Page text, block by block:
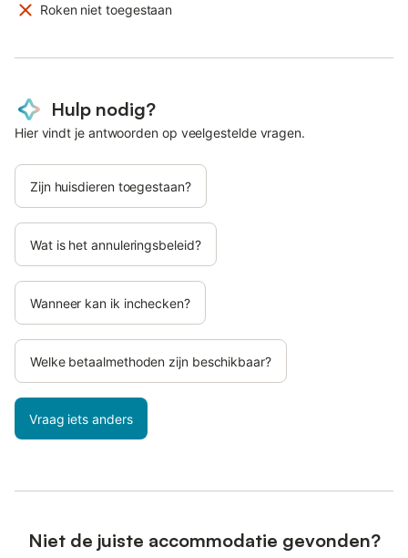
Roken niet toegestaan
Hulp nodig?
Hier vindt je antwoorden op veelgestelde vragen.
Zijn huisdieren toegestaan?
Wat is het annuleringsbeleid?
Wanneer kan ik inchecken?
Welke betaalmethoden zijn beschikbaar?
Vraag iets anders
Niet de juiste accommodatie gevonden?